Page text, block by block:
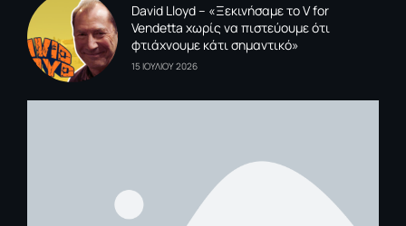
David Lloyd – «Ξεκινήσαμε το V for
Vendetta χωρίς να πιστεύουμε ότι
φτιάχνουμε κάτι σημαντικό»
15 ΙΟΥΛΙΟΥ 2026